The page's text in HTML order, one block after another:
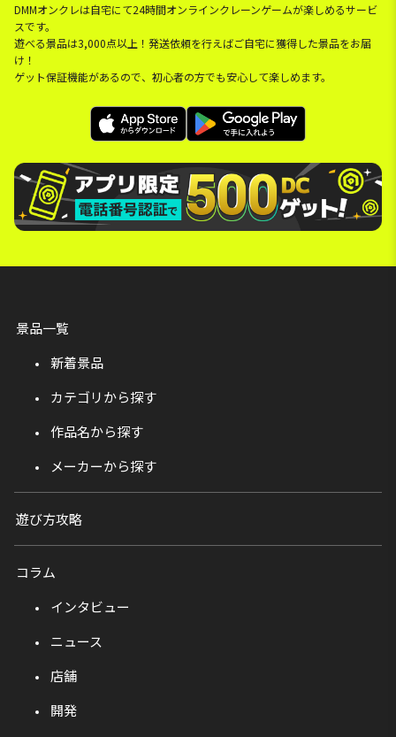
DMMオンクレは自宅にて24時間オンラインクレーンゲームが楽しめるサービ
スです。
遊べる景品は3,000点以上！発送依頼を行えばご自宅に獲得した景品をお届
け！
ゲット保証機能があるので、初心者の方でも安心して楽しめます。
景品一覧
新着景品
カテゴリから探す
作品名から探す
メーカーから探す
遊び方攻略
コラム
インタビュー
ニュース
店舗
開発